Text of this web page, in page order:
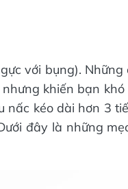
với bụng).
khiến bạn khó
nấc kéo dài hơn 3
đây là những